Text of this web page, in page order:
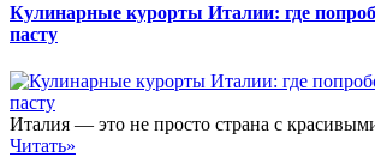
Кулинарные курорты Италии: где
пасту
Италия — это не просто страна с
Читать»